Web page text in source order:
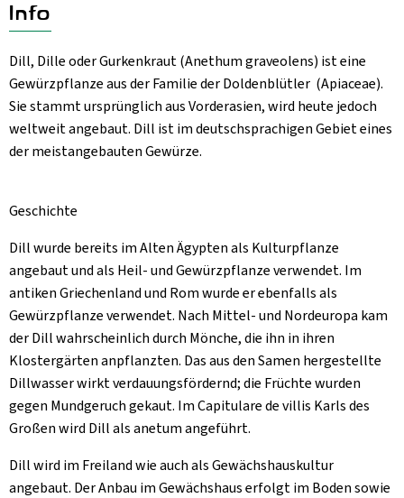
Aktuelles
B2B
Info
Dill, Dille oder Gurkenkraut (Anethum graveolens) ist eine
Gewürzpflanze aus der Familie der Doldenblütler (Apiaceae).
Sie stammt ursprünglich aus Vorderasien, wird heute jedoch
weltweit angebaut. Dill ist im deutschsprachigen Gebiet eines
der meistangebauten Gewürze.
Geschichte
Dill wurde bereits im Alten Ägypten als Kulturpflanze
angebaut und als Heil- und Gewürzpflanze verwendet. Im
antiken Griechenland und Rom wurde er ebenfalls als
Gewürzpflanze verwendet. Nach Mittel- und Nordeuropa kam
der Dill wahrscheinlich durch Mönche, die ihn in ihren
Klostergärten anpflanzten. Das aus den Samen hergestellte
Dillwasser wirkt verdauungsfördernd; die Früchte wurden
gegen Mundgeruch gekaut. Im Capitulare de villis Karls des
Großen wird Dill als anetum angeführt.
Dill wird im Freiland wie auch als Gewächshauskultur
angebaut. Der Anbau im Gewächshaus erfolgt im Boden sowie